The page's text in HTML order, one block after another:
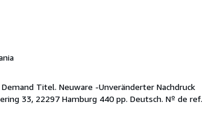
Titel. Neuware -Unveränderter Nachdruck
33, 22297 Hamburg 440 pp. Deutsch. Nº de ref.